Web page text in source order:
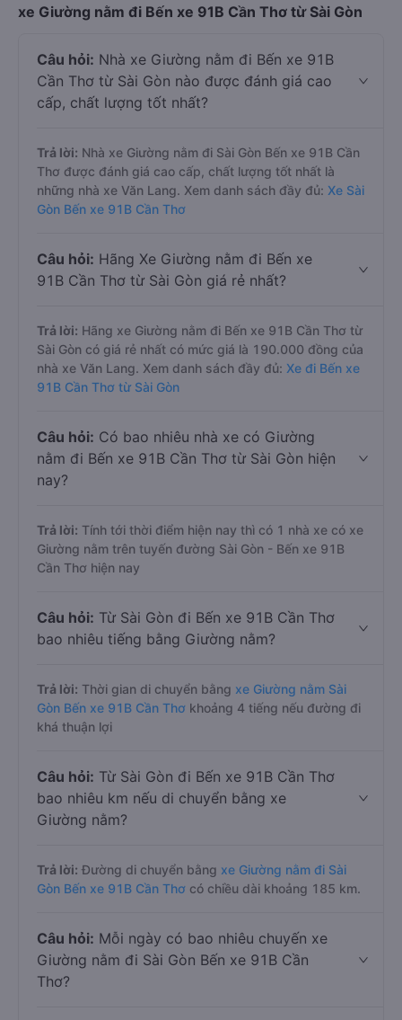
xe Giường nằm đi Bến xe 91B Cần Thơ từ Sài Gòn
Câu hỏi: Nhà xe Giường nằm đi Bến xe 91B
Cần Thơ từ Sài Gòn nào được đánh giá cao
cấp, chất lượng tốt nhất?
Trả lời: Nhà xe Giường nằm đi Sài Gòn Bến xe 91B Cần
Thơ được đánh giá cao cấp, chất lượng tốt nhất là
những nhà xe Văn Lang. Xem danh sách đầy đủ: Xe Sài
Gòn Bến xe 91B Cần Thơ
Câu hỏi: Hãng Xe Giường nằm đi Bến xe
91B Cần Thơ từ Sài Gòn giá rẻ nhất?
Trả lời: Hãng xe Giường nằm đi Bến xe 91B Cần Thơ từ
Sài Gòn có giá rẻ nhất có mức giá là 190.000 đồng của
nhà xe Văn Lang. Xem danh sách đầy đủ: Xe đi Bến xe
91B Cần Thơ từ Sài Gòn
Câu hỏi: Có bao nhiêu nhà xe có Giường
nằm đi Bến xe 91B Cần Thơ từ Sài Gòn hiện
nay?
Trả lời: Tính tới thời điểm hiện nay thì có 1 nhà xe có xe
Giường nằm trên tuyến đường Sài Gòn - Bến xe 91B
Cần Thơ hiện nay
Câu hỏi: Từ Sài Gòn đi Bến xe 91B Cần Thơ
bao nhiêu tiếng bằng Giường nằm?
Trả lời: Thời gian di chuyển bằng xe Giường nằm Sài
Gòn Bến xe 91B Cần Thơ khoảng 4 tiếng nếu đường đi
khá thuận lợi
Câu hỏi: Từ Sài Gòn đi Bến xe 91B Cần Thơ
bao nhiêu km nếu di chuyển bằng xe
Giường nằm?
Trả lời: Đường di chuyển bằng xe Giường nằm đi Sài
Gòn Bến xe 91B Cần Thơ có chiều dài khoảng 185 km.
Câu hỏi: Mỗi ngày có bao nhiêu chuyến xe
Giường nằm đi Sài Gòn Bến xe 91B Cần
Thơ?